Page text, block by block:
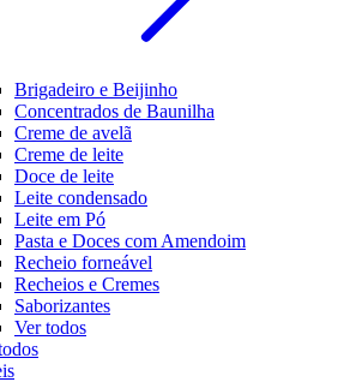
Brigadeiro e Beijinho
Concentrados de Baunilha
Creme de avelã
Creme de leite
Doce de leite
Leite condensado
Leite em Pó
Pasta e Doces com Amendoim
Recheio forneável
Recheios e Cremes
Saborizantes
Ver todos